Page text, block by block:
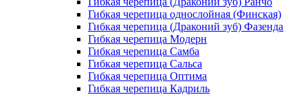
Гибкая черепица однослойная (Финская)
Гибкая черепица (Драконий зуб) Фазенда
Гибкая черепица Модерн
Гибкая черепица Самба
Гибкая черепица Сальса
Гибкая черепица Оптима
Гибкая черепица Кадриль